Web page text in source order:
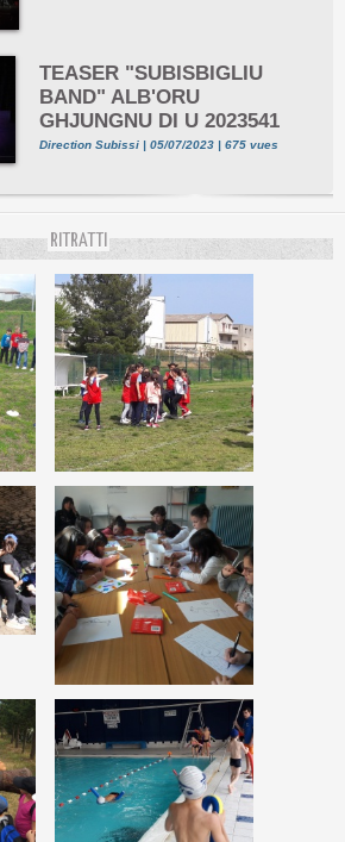
TEASER "SUBISBIGLIU
BAND" ALB'ORU
GHJUNGNU DI U 2023541
Direction Subissi | 05/07/2023 | 675 vues
RITRATTI